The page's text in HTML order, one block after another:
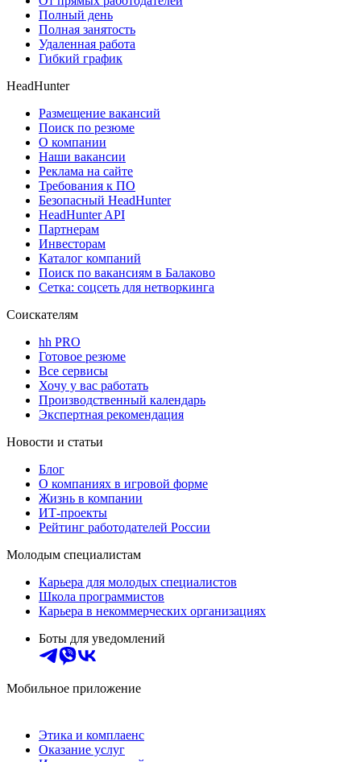
Полный день
Полная занятость
Удаленная работа
Гибкий график
HeadHunter
Размещение вакансий
Поиск по резюме
О компании
Наши вакансии
Реклама на сайте
Требования к ПО
Безопасный HeadHunter
HeadHunter API
Партнерам
Инвесторам
Каталог компаний
Поиск по вакансиям в Балаково
Сетка: соцсеть для нетворкинга
Соискателям
hh PRO
Готовое резюме
Все сервисы
Хочу у вас работать
Производственный календарь
Экспертная рекомендация
Новости и статьи
Блог
О компаниях в игровой форме
Жизнь в компании
ИТ-проекты
Рейтинг работодателей России
Молодым специалистам
Карьера для молодых специалистов
Школа программистов
Карьера в некоммерческих организациях
Боты для уведомлений
Мобильное приложение
Этика и комплаенс
Оказание услуг